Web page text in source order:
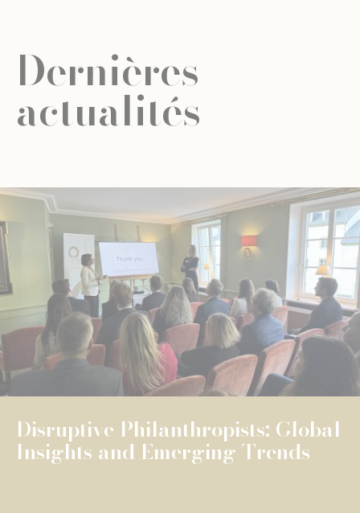
Dernières
actualités
ÉDUCATION UNIVERSELLE ÉDUCATION UNIVERSELLE
The Fondation de Luxembourg
surpasses €100 million in total
grants, wi...